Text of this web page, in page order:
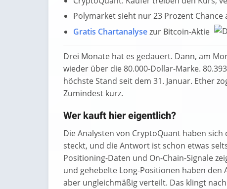
Polymarket sieht nur 23 Prozent Chance
Gratis Chartanalysezur Bitcoin-Aktie
Drei Monate hat es gedauert. Dann, am
wieder über die 80.000-Dollar-Marke.
höchste Stand seit dem 31. Januar. Ether
Zumindest kurz.
Wer kauft hier eigentlich?
Die Analysten von CryptoQuant haben
steckt, und die Antwort ist schon etwas
Positioning-Daten und On-Chain-Signale
und gehebelte Long-Positionen haben
aber ungleichmäßig verteilt. Das klingt